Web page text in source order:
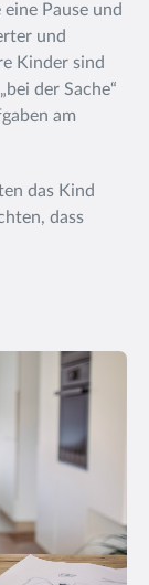
Pause und
und
Kinder sind
der Sache“
am
das Kind
dass